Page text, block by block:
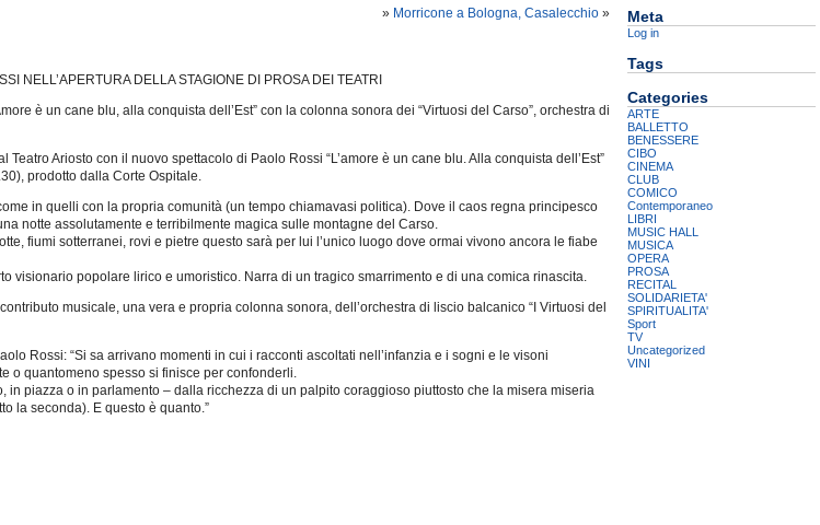
» Morricone a Bologna, Casalecchio »
NELL’APERTURA DELLA STAGIONE DI PROSA DEI TEATRI
è un cane blu, alla conquista dell’Est” con la colonna sonora dei “Virtuosi del Carso”, orchestra di
Ariosto con il nuovo spettacolo di Paolo Rossi “L’amore è un cane blu. Alla conquista dell’Est”
prodotto dalla Corte Ospitale.
in quelli con la propria comunità (un tempo chiamavasi politica). Dove il caos regna principesco
notte assolutamente e terribilmente magica sulle montagne del Carso.
fiumi sotterranei, rovi e pietre questo sarà per lui l’unico luogo dove ormai vivono ancora le fiabe
visionario popolare lirico e umoristico. Narra di un tragico smarrimento e di una comica rinascita.
musicale, una vera e propria colonna sonora, dell’orchestra di liscio balcanico “I Virtuosi del
Rossi: “Si sa arrivano momenti in cui i racconti ascoltati nell’infanzia e i sogni e le visoni
o quantomeno spesso si finisce per confonderli.
piazza o in parlamento – dalla ricchezza di un palpito coraggioso piuttosto che la misera miseria
la seconda). E questo è quanto.”
Meta
Log in
Tags
Categories
ARTE
BALLETTO
BENESSERE
CIBO
CINEMA
CLUB
COMICO
Contemporaneo
LIBRI
MUSIC HALL
MUSICA
OPERA
PROSA
RECITAL
SOLIDARIETA'
SPIRITUALITA'
Sport
TV
Uncategorized
VINI